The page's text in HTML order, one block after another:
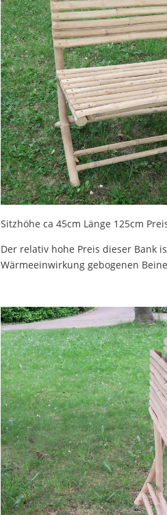
Sitzhöhe ca 45cm Länge 125cm
Der relativ hohe Preis dieser Bank
Wärmeeinwirkung gebogenen